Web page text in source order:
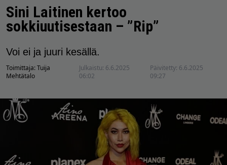
Sini Laitinen kertoo
sokkiuutisestaan – ”Rip”
Voi ei ja juuri kesällä.
Toimittaja:Tuija
Mehtätalo
Julkaistu: 6.6.2025
06:02
Päivitetty: 6.6.2025
09:27